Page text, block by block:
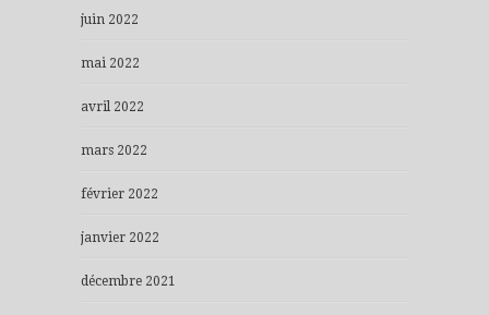
juin 2022
mai 2022
avril 2022
mars 2022
février 2022
janvier 2022
décembre 2021